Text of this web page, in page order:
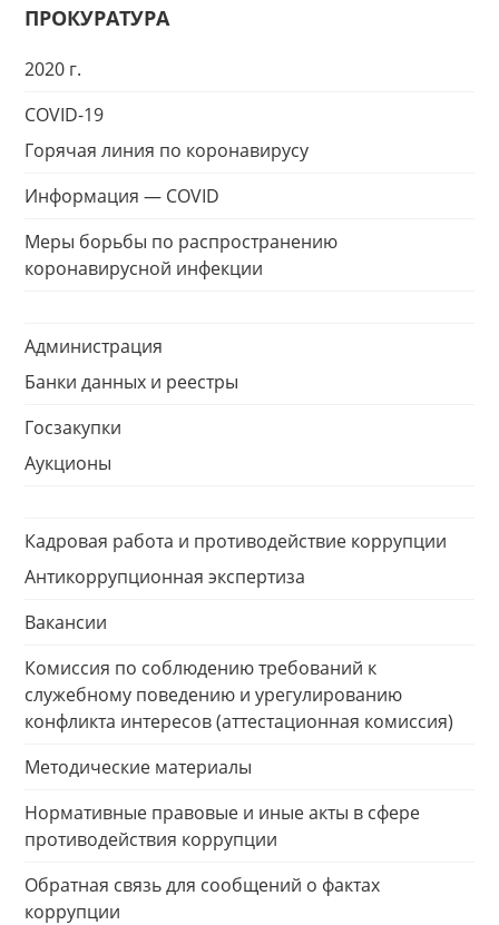
ПРОКУРАТУРА
2020 г.
COVID-19
Горячая линия по коронавирусу
Информация — COVID
Меры борьбы по распространению
коронавирусной инфекции
Администрация
Банки данных и реестры
Госзакупки
Аукционы
Кадровая работа и противодействие коррупции
Антикоррупционная экспертиза
Вакансии
Комиссия по соблюдению требований к
служебному поведению и урегулированию
конфликта интересов (аттестационная комиссия)
Методические материалы
Нормативные правовые и иные акты в сфере
противодействия коррупции
Обратная связь для сообщений о фактах
коррупции